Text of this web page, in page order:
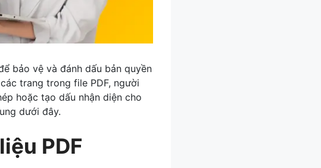
bảo vệ và đánh dấu bản quyền
trang trong file PDF, người
hoặc tạo dấu nhận diện cho
dưới đây.
PDF